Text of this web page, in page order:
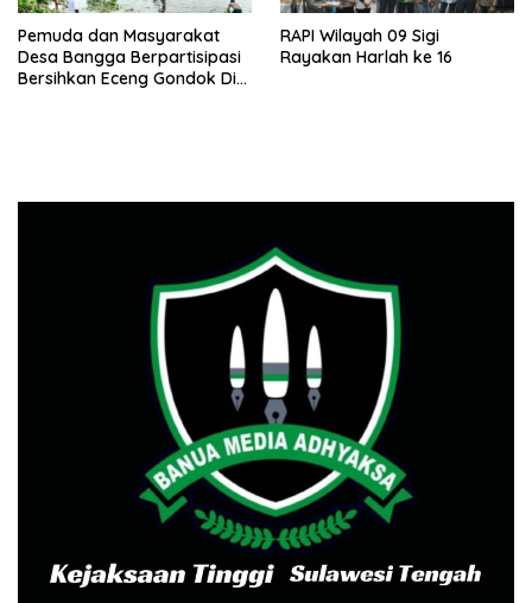
Pemuda dan Masyarakat
Desa Bangga Berpartisipasi
Bersihkan Eceng Gondok Di
RAPI Wilayah 09 Sigi
Rayakan Harlah ke 16